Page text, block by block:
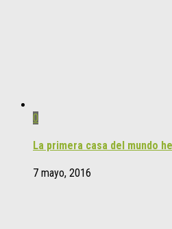
0
La primera casa del mundo
7 mayo, 2016